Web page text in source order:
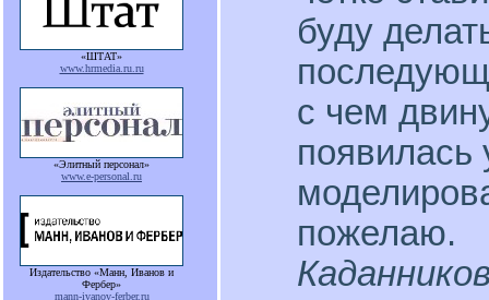
«ШТАТ»
www.hrmedia.ru.ru
«Элитный персонал»
www.e-personal.ru
Издательство «Манн, Иванов и
Фербер»
mann-ivanov-ferber.ru
буду
с чем
появилась
пожелаю.